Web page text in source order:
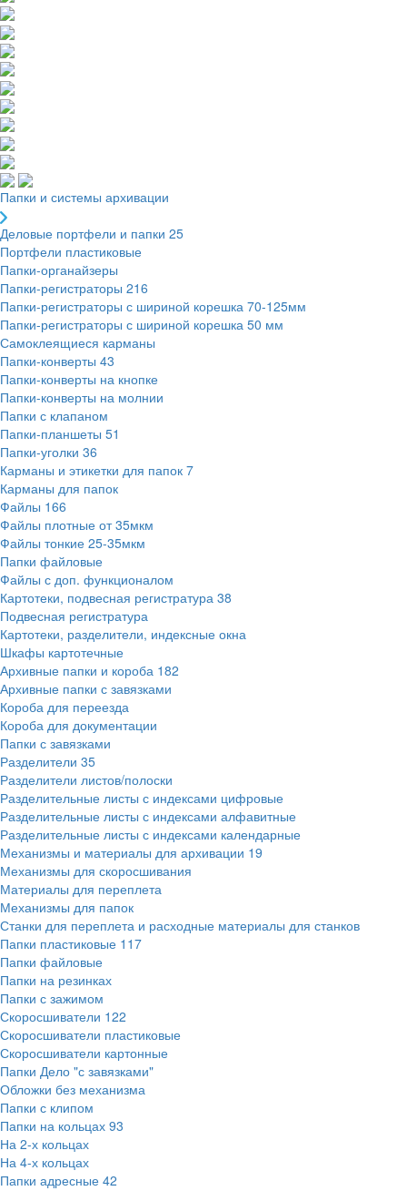
Папки и системы архивации
Деловые портфели и папки 25
Портфели пластиковые
Папки-органайзеры
Папки-регистраторы 216
Папки-регистраторы с шириной корешка 70-125мм
Папки-регистраторы с шириной корешка 50 мм
Самоклеящиеся карманы
Папки-конверты 43
Папки-конверты на кнопке
Папки-конверты на молнии
Папки с клапаном
Папки-планшеты 51
Папки-уголки 36
Карманы и этикетки для папок 7
Карманы для папок
Файлы 166
Файлы плотные от 35мкм
Файлы тонкие 25-35мкм
Папки файловые
Файлы с доп. функционалом
Картотеки, подвесная регистратура 38
Подвесная регистратура
Картотеки, разделители, индексные окна
Шкафы картотечные
Архивные папки и короба 182
Архивные папки с завязками
Короба для переезда
Короба для документации
Папки с завязками
Разделители 35
Разделители листов/полоски
Разделительные листы с индексами цифровые
Разделительные листы с индексами алфавитные
Разделительные листы с индексами календарные
Механизмы и материалы для архивации 19
Механизмы для скоросшивания
Материалы для переплета
Механизмы для папок
Станки для переплета и расходные материалы для станков
Папки пластиковые 117
Папки файловые
Папки на резинках
Папки с зажимом
Скоросшиватели 122
Скоросшиватели пластиковые
Скоросшиватели картонные
Папки Дело "с завязками"
Обложки без механизма
Папки с клипом
Папки на кольцах 93
На 2-х кольцах
На 4-х кольцах
Папки адресные 42